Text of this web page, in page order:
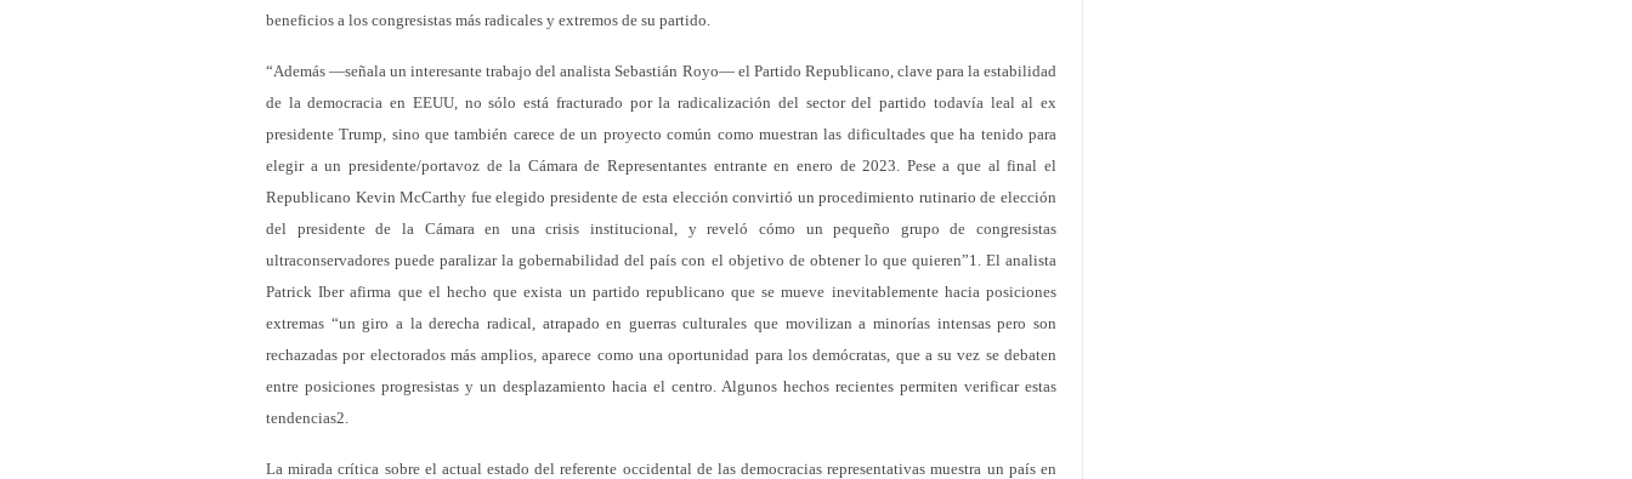
beneficios a los congresistas más radicales y extremos de su partido.
“Además —señala un interesante trabajo del analista Sebastián Royo— el Partido Republicano, clave para la estabilidad
de la democracia en EEUU, no sólo está fracturado por la radicalización del sector del partido todavía leal al ex
presidente Trump, sino que también carece de un proyecto común como muestran las dificultades que ha tenido para
elegir a un presidente/portavoz de la Cámara de Representantes entrante en enero de 2023. Pese a que al final el
Republicano Kevin McCarthy fue elegido presidente de esta elección convirtió un procedimiento rutinario de elección
del presidente de la Cámara en una crisis institucional, y reveló cómo un pequeño grupo de congresistas
ultraconservadores puede paralizar la gobernabilidad del país con el objetivo de obtener lo que quieren”1. El analista
Patrick Iber afirma que el hecho que exista un partido republicano que se mueve inevitablemente hacia posiciones
extremas “un giro a la derecha radical, atrapado en guerras culturales que movilizan a minorías intensas pero son
rechazadas por electorados más amplios, aparece como una oportunidad para los demócratas, que a su vez se debaten
entre posiciones progresistas y un desplazamiento hacia el centro. Algunos hechos recientes permiten verificar estas
tendencias2.
La mirada crítica sobre el actual estado del referente occidental de las democracias representativas muestra un país en